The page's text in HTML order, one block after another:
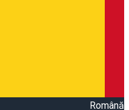
Română